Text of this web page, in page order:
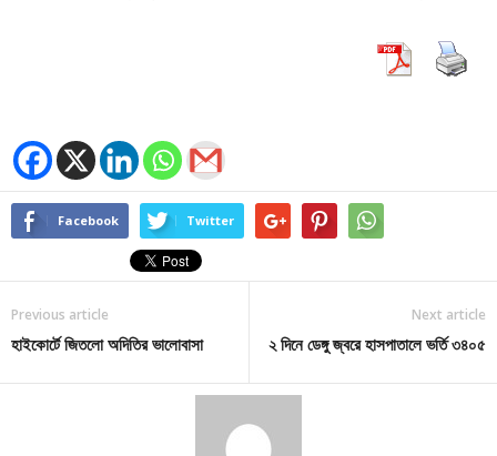
Facebook Twitter
Previous article
হাইকোর্টে জিতলো অদিতির ভালোবাসা
Next article
২ দিনে ডেঙ্গু জ্বরে হাসপাতালে ভর্তি ৩৪০৫